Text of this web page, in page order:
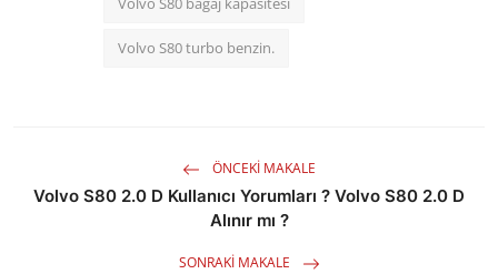
Volvo S80 turbo benzin.
ÖNCEKI MAKALE
Volvo S80 2.0 D Kullanıcı Yorumları ? Volvo S80 2.0 D
Alınır mı ?
SONRAKI MAKALE